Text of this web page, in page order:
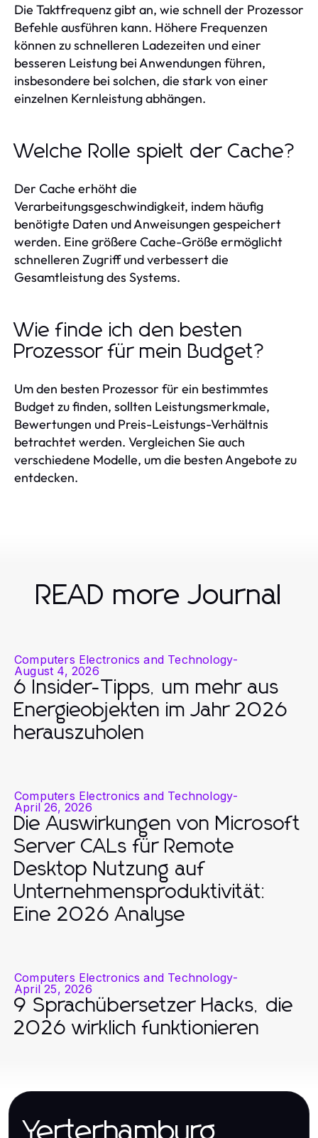
Die Taktfrequenz gibt an, wie schnell der Prozessor
Befehle ausführen kann. Höhere Frequenzen
können zu schnelleren Ladezeiten und einer
besseren Leistung bei Anwendungen führen,
insbesondere bei solchen, die stark von einer
einzelnen Kernleistung abhängen.
Welche Rolle spielt der Cache?
Der Cache erhöht die
Verarbeitungsgeschwindigkeit, indem häufig
benötigte Daten und Anweisungen gespeichert
werden. Eine größere Cache-Größe ermöglicht
schnelleren Zugriff und verbessert die
Gesamtleistung des Systems.
Wie finde ich den besten
Prozessor für mein Budget?
Um den besten Prozessor für ein bestimmtes
Budget zu finden, sollten Leistungsmerkmale,
Bewertungen und Preis-Leistungs-Verhältnis
betrachtet werden. Vergleichen Sie auch
verschiedene Modelle, um die besten Angebote zu
entdecken.
READ more Journal
Computers Electronics and Technology-
August 4, 2026
6 Insider-Tipps, um mehr aus
Energieobjekten im Jahr 2026
herauszuholen
Computers Electronics and Technology-
April 26, 2026
Die Auswirkungen von Microsoft
Server CALs für Remote
Desktop Nutzung auf
Unternehmensproduktivität:
Eine 2026 Analyse
Computers Electronics and Technology-
April 25, 2026
9 Sprachübersetzer Hacks, die
2026 wirklich funktionieren